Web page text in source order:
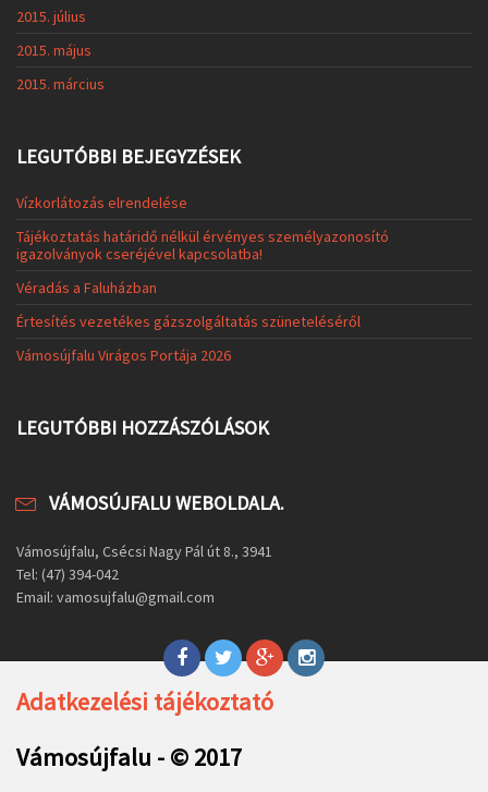
2015. július
2015. május
2015. március
LEGUTÓBBI BEJEGYZÉSEK
Vízkorlátozás elrendelése
Tájékoztatás határidő nélkül érvényes személyazonosító
igazolványok cseréjével kapcsolatba!
Véradás a Faluházban
Értesítés vezetékes gázszolgáltatás szüneteléséről
Vámosújfalu Virágos Portája 2026
LEGUTÓBBI HOZZÁSZÓLÁSOK
VÁMOSÚJFALU WEBOLDALA.
Vámosújfalu, Csécsi Nagy Pál út 8., 3941
Tel: (47) 394-042
Email: vamosujfalu@gmail.com
Adatkezelési tájékoztató
Vámosújfalu - © 2017